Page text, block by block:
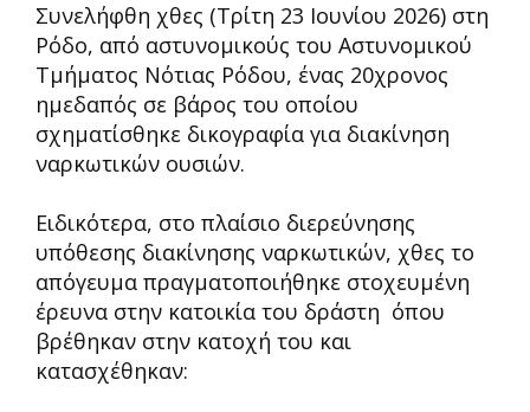
Συνελήφθη χθες (Τρίτη 23 Ιουνίου 2026) στη
Ρόδο, από αστυνομικούς του Αστυνομικού
Τμήματος Νότιας Ρόδου, ένας 20χρονος
ημεδαπός σε βάρος του οποίου
σχηματίσθηκε δικογραφία για διακίνηση
ναρκωτικών ουσιών.
Ειδικότερα, στο πλαίσιο διερεύνησης
υπόθεσης διακίνησης ναρκωτικών, χθες το
απόγευμα πραγματοποιήθηκε στοχευμένη
έρευνα στην κατοικία του δράστη όπου
βρέθηκαν στην κατοχή του και
κατασχέθηκαν: